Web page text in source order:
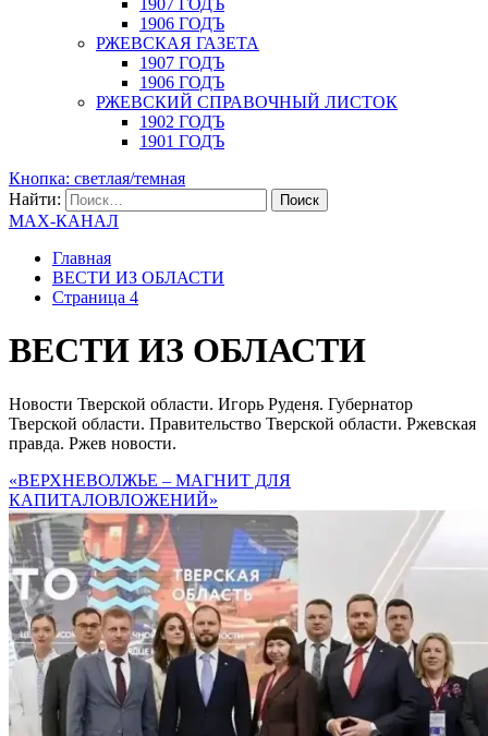
1907 ГОДЪ
1906 ГОДЪ
РЖЕВСКАЯ ГАЗЕТА
1907 ГОДЪ
1906 ГОДЪ
РЖЕВСКИЙ СПРАВОЧНЫЙ ЛИСТОК
1902 ГОДЪ
1901 ГОДЪ
Кнопка: светлая/темная
Найти:
MAX-КАНАЛ
Главная
ВЕСТИ ИЗ ОБЛАСТИ
Страница 4
ВЕСТИ ИЗ ОБЛАСТИ
Новости Тверской области. Игорь Руденя. Губернатор
Тверской области. Правительство Тверской области. Ржевская
правда. Ржев новости.
«ВЕРХНЕВОЛЖЬЕ – МАГНИТ ДЛЯ
КАПИТАЛОВЛОЖЕНИЙ»